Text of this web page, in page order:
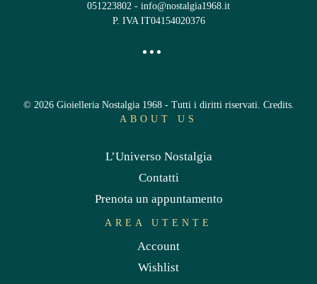
051223802 - info@nostalgia1968.it
P. IVA IT04154020376
© 2026Gioielleria Nostalgia 1968 - Tutti i diritti riservati. Credits.
ABOUT US
L’Universo Nostalgia
Contatti
Prenota un appuntamento
AREA UTENTE
Account
Wishlist